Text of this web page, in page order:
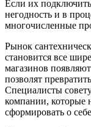
Если их
негодность и в
многочисленные
Рынок
становится все
магазинов
позволят
Специалисты
компании, которые
сформировать о